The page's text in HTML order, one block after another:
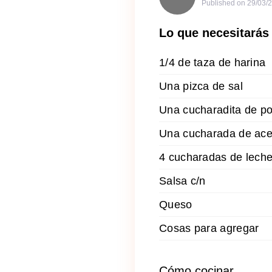
Published on 29/03/
Lo que necesitarás
1/4 de taza de harina
Una pizca de sal
Una cucharadita de
Una cucharada de
4 cucharadas de
Salsa c/n
Queso
Cosas para agregar